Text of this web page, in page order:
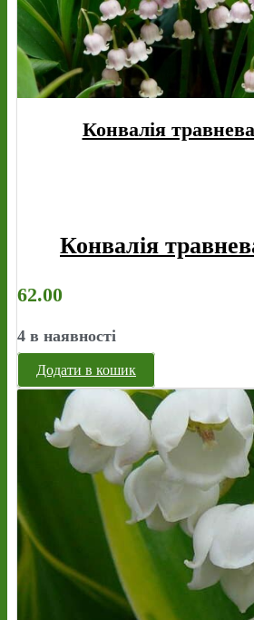
Конвалія травнева
Конвалія
62.00
4 в наявності
Додати в кошик